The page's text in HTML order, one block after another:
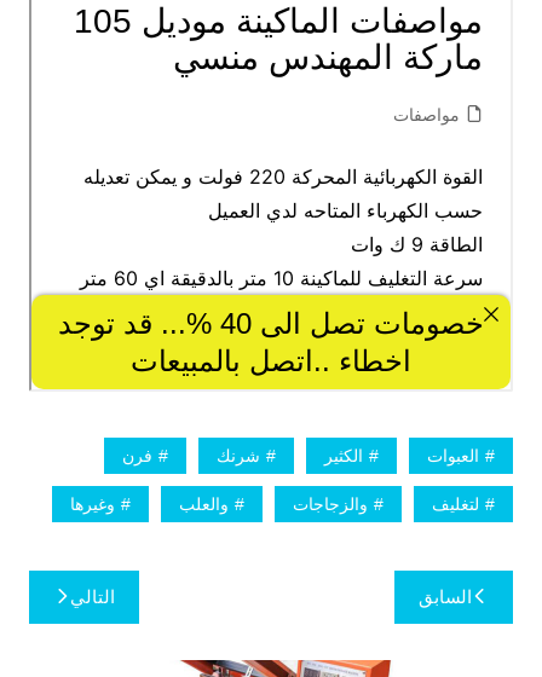
العبوات الكثير شرنك فرن
لتغليف والزجاجات والعلب وغيرها
تصفّح
المقالات
السابق التالي